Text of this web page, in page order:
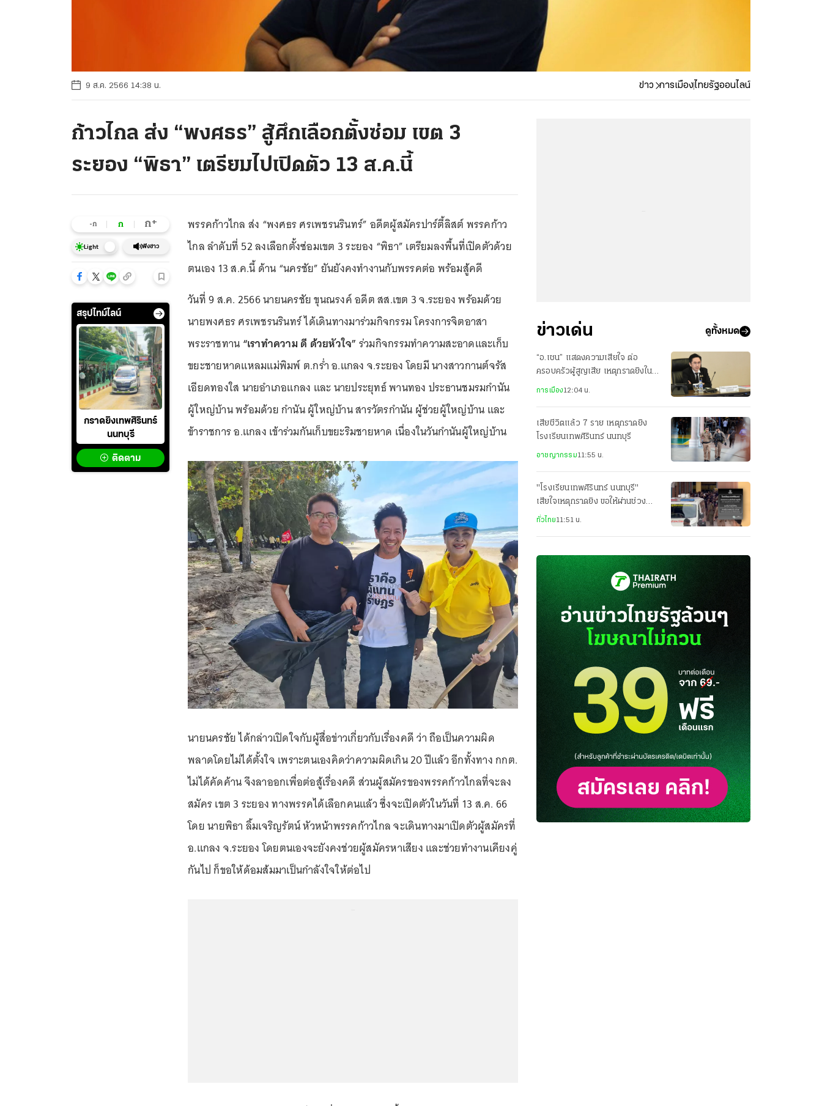
9 ส.ค. 2566 14:38 น. ข่าว การเมืองไทยรัฐออนไลน์
ก้าวไกล ส่ง “พงศธร” สู้ศึกเลือกตั้งซ่อม เขต 3
ระยอง “พิธา” เตรียมไปเปิดตัว 13 ส.ค.นี้
-ก ก ก+
Light ฟังข่าว
สรุปไทม์ไลน์
กราดยิงเทพศิรินทร์
นนทบุรี
ติดตาม
พรรคก้าวไกล ส่ง “พงศธร ศรเพชรนรินทร์” อดีตผู้สมัครปาร์ตี้ลิสต์ พรรคก้าว
ไกล ลำดับที่ 52 ลงเลือกตั้งซ่อมเขต 3 ระยอง “พิธา” เตรียมลงพื้นที่เปิดตัวด้วย
ตนเอง 13 ส.ค.นี้ ด้าน “นครชัย” ยันยังคงทำงานกับพรรคต่อ พร้อมสู้คดี
วันที่ 9 ส.ค. 2566 นายนครชัย ขุนณรงค์ อดีต สส.เขต 3 จ.ระยอง พร้อมด้วย
นายพงศธร ศรเพชรนรินทร์ ได้เดินทางมาร่วมกิจกรรม โครงการจิตอาสา
พระราชทาน “เราทำความ ดี ด้วยหัวใจ” ร่วมกิจกรรมทำความสะอาดและเก็บ
ขยะชายหาดแหลมแม่พิมพ์ ต.กร่ำ อ.แกลง จ.ระยอง โดยมี นางสาวกานต์จรัส
เอียดทองใส นายอำเภอแกลง และ นายประยุทธ์ พานทอง ประธานชมรมกำนัน
ผู้ใหญ่บ้าน พร้อมด้วย กำนัน ผู้ใหญ่บ้าน สารวัตรกำนัน ผู้ช่วยผู้ใหญ่บ้าน และ
ข้าราชการ อ.แกลง เข้าร่วมกันเก็บขยะริมชายหาด เนื่องในวันกำนันผู้ใหญ่บ้าน
นายนครชัย ได้กล่าวเปิดใจกับผู้สื่อข่าวเกี่ยวกับเรื่องคดี ว่า ถือเป็นความผิด
พลาดโดยไม่ได้ตั้งใจ เพราะตนเองคิดว่าความผิดเกิน 20 ปีแล้ว อีกทั้งทาง กกต.
ไม่ได้คัดค้าน จึงลาออกเพื่อต่อสู้เรื่องคดี ส่วนผู้สมัครของพรรคก้าวไกลที่จะลง
สมัคร เขต 3 ระยอง ทางพรรคได้เลือกคนแล้ว ซึ่งจะเปิดตัวในวันที่ 13 ส.ค. 66
โดย นายพิธา ลิ้มเจริญรัตน์ หัวหน้าพรรคก้าวไกล จะเดินทางมาเปิดตัวผู้สมัครที่
อ.แกลง จ.ระยอง โดยตนเองจะยังคงช่วยผู้สมัครหาเสียง และช่วยทำงานเคียงคู่
กันไป ก็ขอให้ด้อมส้มมาเป็นกำลังใจให้ต่อไป
ข่าวเด่น ดูทั้งหมด
“อ.เชน” แสดงความเสียใจ ต่อ
ครอบครัวผู้สูญเสีย เหตุกราดยิงใน
โรงเรียน กำชับดูแลความปลอดภัย
การเมือง12:04 น.
เสียชีวิตแล้ว 7 ราย เหตุกราดยิง
โรงเรียนเทพศิรินทร์ นนทบุรี
อาชญากรรม11:55 น.
"โรงเรียนเทพศิรินทร์ นนทบุรี"
เสียใจเหตุกราดยิง ขอให้ผ่านช่วง
เวลานี้ไปด้วยกัน
ทั่วไทย11:51 น.